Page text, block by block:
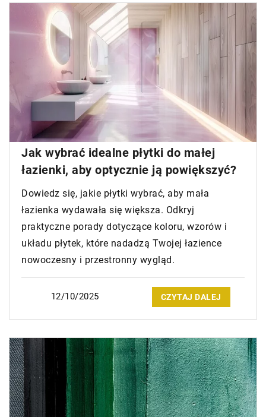
Jak wybrać idealne płytki do małej
łazienki, aby optycznie ją powiększyć?
Dowiedz się, jakie płytki wybrać, aby mała
łazienka wydawała się większa. Odkryj
praktyczne porady dotyczące koloru, wzorów i
układu płytek, które nadadzą Twojej łazience
nowoczesny i przestronny wygląd.
12/10/2025 CZYTAJ DALEJ